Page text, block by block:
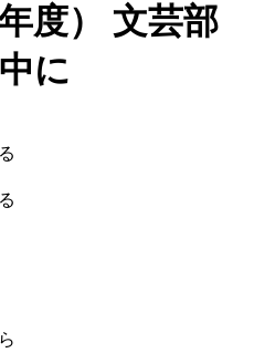
度） 文芸部
に